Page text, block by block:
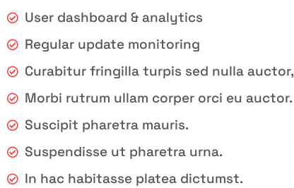
User dashboard & analytics
Regular update monitoring
Curabitur fringilla turpis sed nulla auctor,
Morbi rutrum ullam corper orci eu auctor.
Suscipit pharetra mauris.
Suspendisse ut pharetra urna.
In hac habitasse platea dictumst.